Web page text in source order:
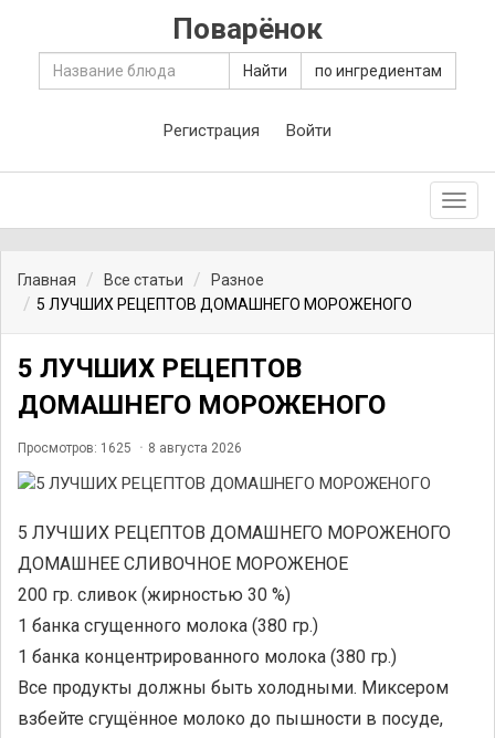
Поварёнок
Найти по ингредиентам
Регистрация Войти
Главная Все статьи
Разное
5 ЛУЧШИХ РЕЦЕПТОВ ДОМАШНЕГО МОРОЖЕНОГО
5 ЛУЧШИХ РЕЦЕПТОВ
ДОМАШНЕГО МОРОЖЕНОГО
Просмотров: 1625 8 августа 2026
5 ЛУЧШИХ РЕЦЕПТОВ ДОМАШНЕГО МОРОЖЕНОГО
ДОМАШНЕЕ СЛИВОЧНОЕ МОРОЖЕНОЕ
200 гр. сливок (жирностью 30 %)
1 банка сгущенного молока (380 гр.)
1 банка концентрированного молока (380 гр.)
Все продукты должны быть холодными. Миксером
взбейте сгущённое молоко до пышности в посуде,